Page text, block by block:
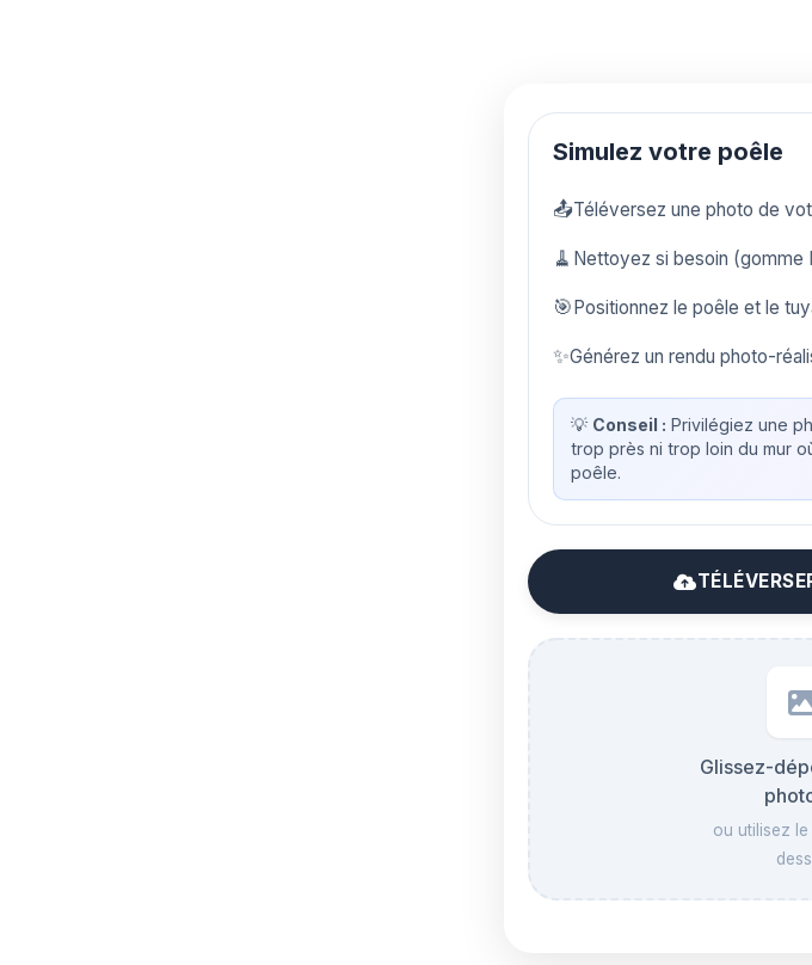
Simulez votre poêle
📤Téléversez une photo de
🧹 Nettoyez si besoin (gomme
🎯Positionnez le poêle et le
✨Générez un rendu photo-
💡 Conseil : Privilégiez une
trop près ni trop loin du mur
poêle.
Glissez-
ou utilisez